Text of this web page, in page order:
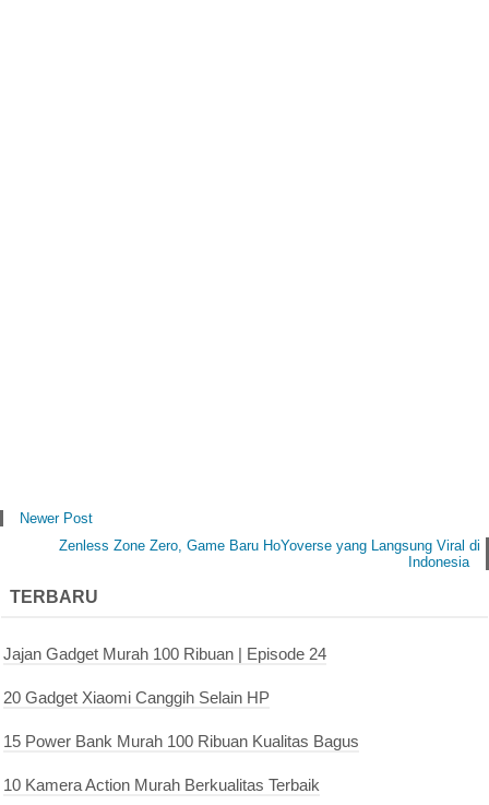
Newer Post
Zenless Zone Zero, Game Baru HoYoverse yang Langsung Viral di
Indonesia
TERBARU
Jajan Gadget Murah 100 Ribuan | Episode 24
20 Gadget Xiaomi Canggih Selain HP
15 Power Bank Murah 100 Ribuan Kualitas Bagus
10 Kamera Action Murah Berkualitas Terbaik